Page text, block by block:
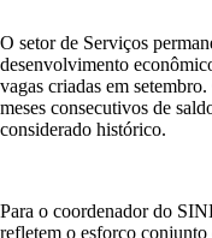
O setor de Serviços
desenvolvimento
vagas criadas em
meses consecutivos de
considerado histórico.
Para o coordenador do
refletem o esforço